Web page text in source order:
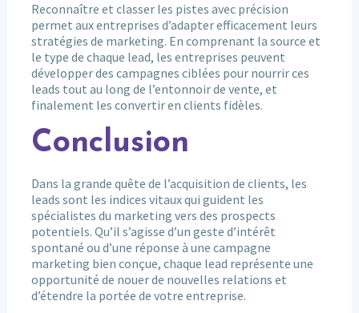
Reconnaître et classer les pistes avec précision
permet aux entreprises d’adapter efficacement leurs
stratégies de marketing. En comprenant la source et
le type de chaque lead, les entreprises peuvent
développer des campagnes ciblées pour nourrir ces
leads tout au long de l’entonnoir de vente, et
finalement les convertir en clients fidèles.
Conclusion
Dans la grande quête de l’acquisition de clients, les
leads sont les indices vitaux qui guident les
spécialistes du marketing vers des prospects
potentiels. Qu’il s’agisse d’un geste d’intérêt
spontané ou d’une réponse à une campagne
marketing bien conçue, chaque lead représente une
opportunité de nouer de nouvelles relations et
d’étendre la portée de votre entreprise.